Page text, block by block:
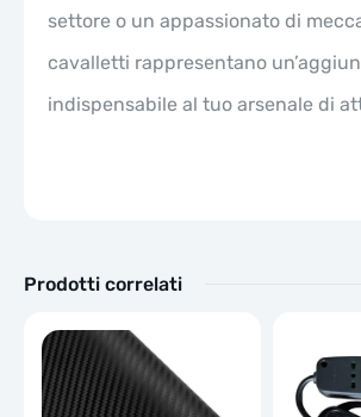
settore o un appassionato di
cavalletti rappresentano
indispensabile al tuo arsenale di
Prodotti correlati